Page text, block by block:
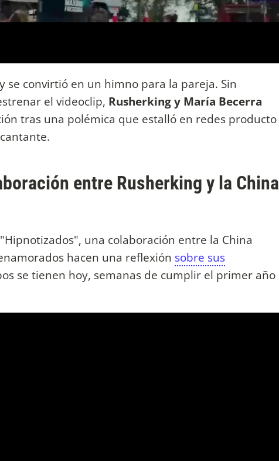
se convirtió en un himno para la pareja. Sin
el videoclip, Rusherking y María Becerra
tras una polémica que estalló en redes producto
entre Rusherking y la China
una colaboración entre la China
hacen una reflexión sobre sus
se tienen hoy, semanas de cumplir el primer año